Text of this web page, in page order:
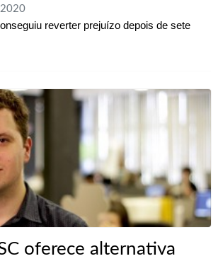
2020
reverter prejuízo depois de sete
oferece alternativa